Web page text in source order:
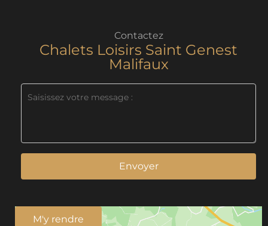
Contactez
Chalets Loisirs Saint Genest
Malifaux
Envoyer
M'y rendre